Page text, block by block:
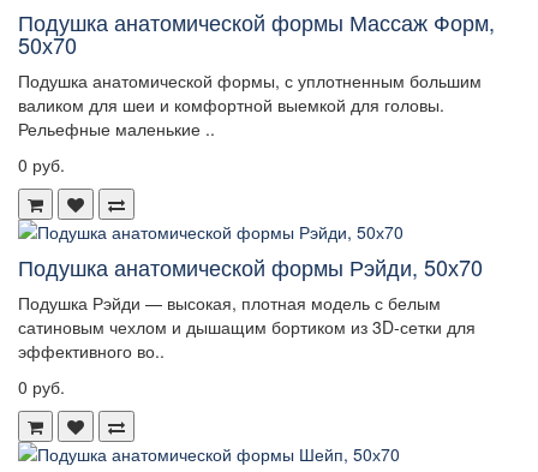
Подушка анатомической формы Массаж Форм,
50х70
Подушка анатомической формы, с уплотненным большим
валиком для шеи и комфортной выемкой для головы.
Рельефные маленькие ..
0 руб.
Подушка анатомической формы Рэйди, 50х70
Подушка Рэйди — высокая, плотная модель с белым
сатиновым чехлом и дышащим бортиком из 3D-сетки для
эффективного во..
0 руб.